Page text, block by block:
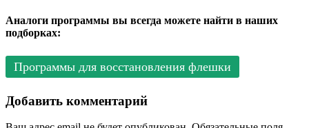
Аналоги программы вы всегда можете найти в наших
подборках:
Программы для восстановления флешки
Добавить комментарий